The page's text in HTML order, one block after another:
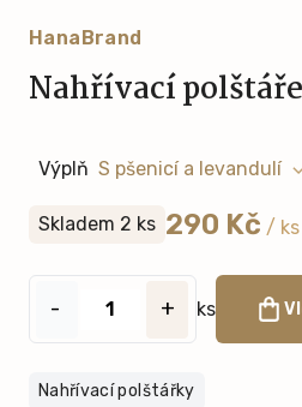
Nahřívací
HanaBrand
Výplň
Skladem 2 ks 290 Kč / ks
- + ks
Nahřívací polštářky